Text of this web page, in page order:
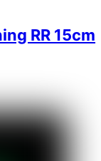
RR 15cm